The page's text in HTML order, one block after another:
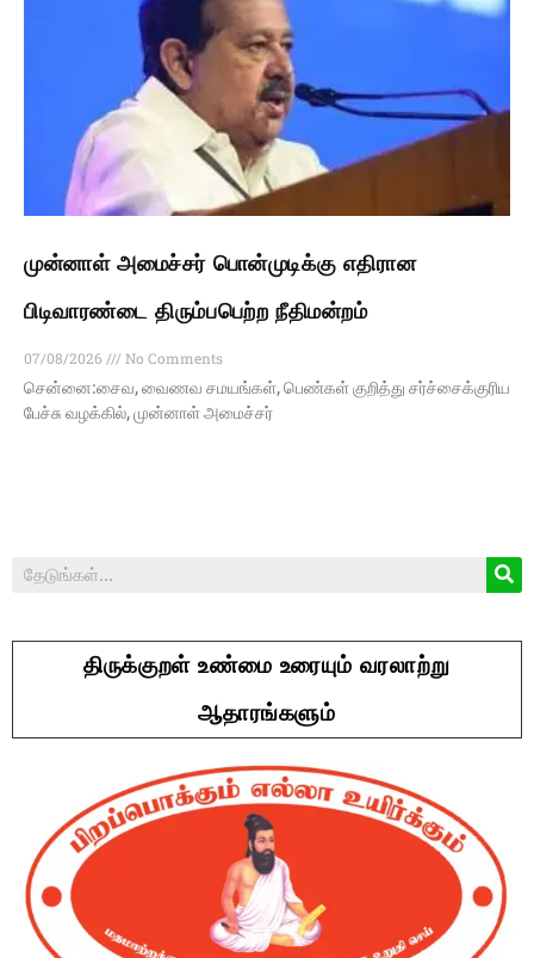
முன்னாள் அமைச்சர் பொன்முடிக்கு எதிரான
பிடிவாரண்டை திரும்பபெற்ற நீதிமன்றம்
07/08/2026
No Comments
சென்னை:சைவ, வைணவ சமயங்கள், பெண்கள் குறித்து சர்ச்சைக்குரிய
பேச்சு வழக்கில், முன்னாள் அமைச்சர்
திருக்குறள் உண்மை உரையும் வரலாற்று
ஆதாரங்களும்